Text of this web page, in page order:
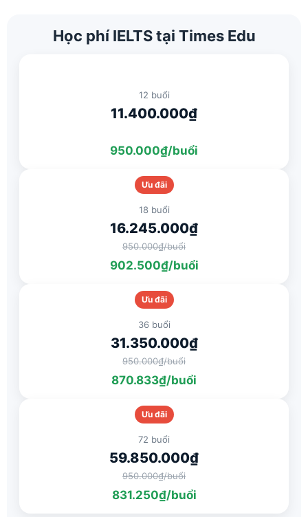
Học phí IELTS tại Times Edu
12 buổi
11.400.000₫
950.000₫/buổi
Ưu đãi
18 buổi
16.245.000₫
950.000₫/buổi
902.500₫/buổi
Ưu đãi
36 buổi
31.350.000₫
950.000₫/buổi
870.833₫/buổi
Ưu đãi
72 buổi
59.850.000₫
950.000₫/buổi
831.250₫/buổi